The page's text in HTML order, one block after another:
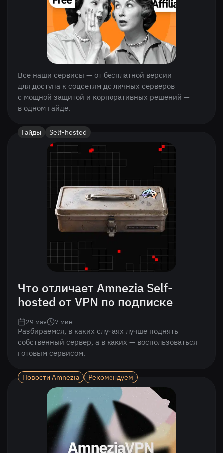
Все наши сервисы — от бесплатной версии
для доступа к соцсетям до личных серверов
с мощной защитой и корпоративных решений —
в одном гайде.
Гайды Self-hosted
Что отличает Amnezia Self-
hosted от VPN по подписке
Разбираемся, в каких случаях лучше поднять
собственный сервер, а в каких — воспользоваться
готовым сервисом.
29 мая 7 мин
Новости Amnezia Рекомендуем